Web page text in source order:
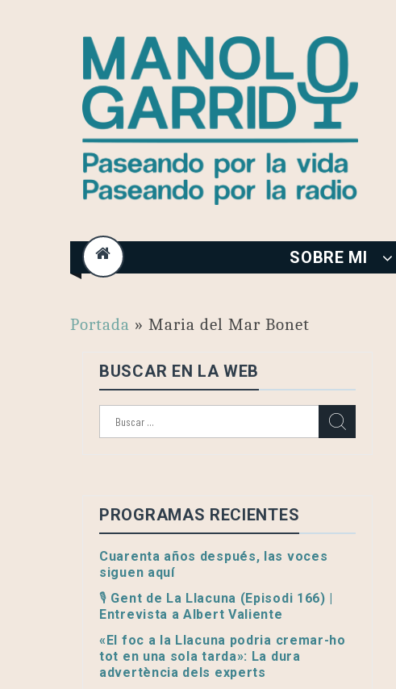
content
SOBRE MI
Portada » Maria del Mar Bonet
BUSCAR EN LA WEB
PROGRAMAS RECIENTES
Cuarenta años después, las voces
siguen aquí
🎙️ Gent de La Llacuna (Episodi 166) |
Entrevista a Albert Valiente
«El foc a la Llacuna podria cremar-ho
tot en una sola tarda»: La dura
advertència dels experts